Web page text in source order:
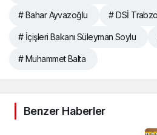
# Bahar Ayvazoğlu # DSİ
# İçişleri Bakanı Süleyman Soylu
# Muhammet Balta
Benzer Haberler